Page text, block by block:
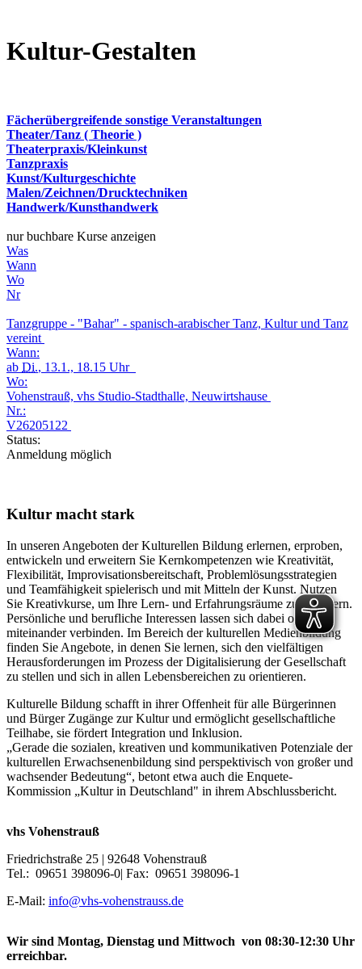
Kultur-Gestalten
Fächerübergreifende sonstige Veranstaltungen
Theater/Tanz ( Theorie )
Theaterpraxis/Kleinkunst
Tanzpraxis
Kunst/Kulturgeschichte
Malen/Zeichnen/Drucktechniken
Handwerk/Kunsthandwerk
nur buchbare Kurse anzeigen
Was
Wann
Wo
Nr
Tanzgruppe - "Bahar" - spanisch-arabischer Tanz, Kultur und Tanz
vereint
Wann:
ab Di., 13.1., 18.15 Uhr
Wo:
Vohenstrauß, vhs Studio-Stadthalle, Neuwirtshause
Nr.:
V26205122
Status:
Anmeldung möglich
Kultur macht stark
In unseren Angeboten der Kulturellen Bildung erlernen, erproben,
entwickeln und erweitern Sie Kernkompetenzen wie Kreativität,
Flexibilität, Improvisationsbereitschaft, Problemlösungsstrategien
und Teamfähigkeit spielerisch und mit Mitteln der Kunst. Nutzen
Sie Kreativkurse, um Ihre Lern- und Erfahrungsräume zu erweitern.
Persönliche und berufliche Interessen lassen sich dabei optimal
miteinander verbinden. Im Bereich der kulturellen Medienbildung
finden Sie Angebote, in denen Sie lernen, sich den vielfältigen
Herausforderungen im Prozess der Digitalisierung der Gesellschaft
zu stellen und sich in allen Lebensbereichen zu orientieren.
Kulturelle Bildung schafft in ihrer Offenheit für alle Bürgerinnen
und Bürger Zugänge zur Kultur und ermöglicht gesellschaftliche
Teilhabe, sie fördert Integration und Inklusion.
„Gerade die sozialen, kreativen und kommunikativen Potenziale der
kulturellen Erwachsenenbildung sind perspektivisch von großer und
wachsender Bedeutung“, betont etwa auch die Enquete-
Kommission „Kultur in Deutschland" in ihrem Abschlussbericht.
vhs Vohenstrauß
Friedrichstraße 25 | 92648 Vohenstrauß
Tel.: 09651 398096-0| Fax: 09651 398096-1
E-Mail: info@vhs-vohenstrauss.de
Wir sind Montag, Dienstag und Mittwoch von 08:30-12:30 Uhr
erreichbar.